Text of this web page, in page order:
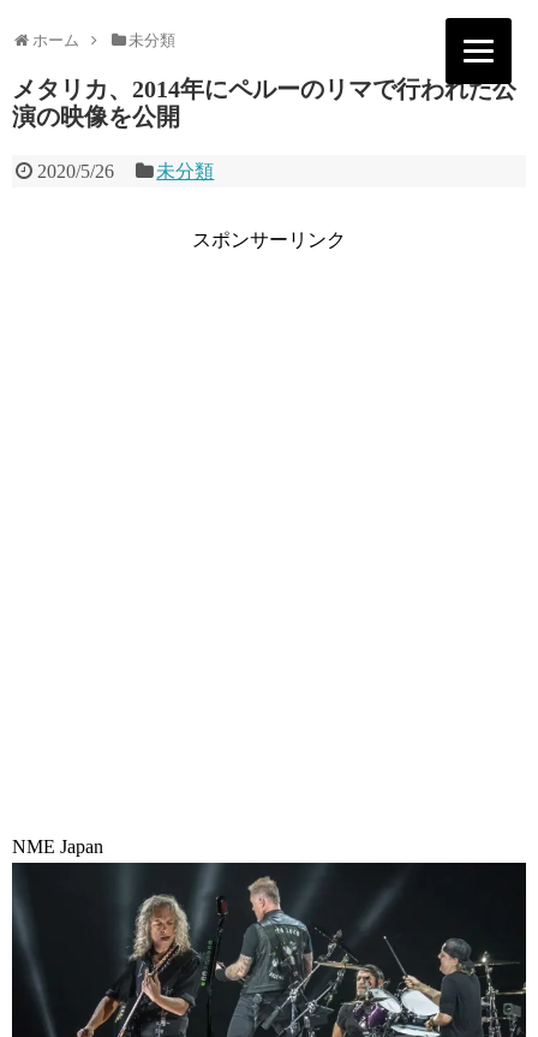
ホーム 未分類
メタリカ、2014年にペルーのリマで行われた公
演の映像を公開
2020/5/26 未分類
スポンサーリンク
NME Japan